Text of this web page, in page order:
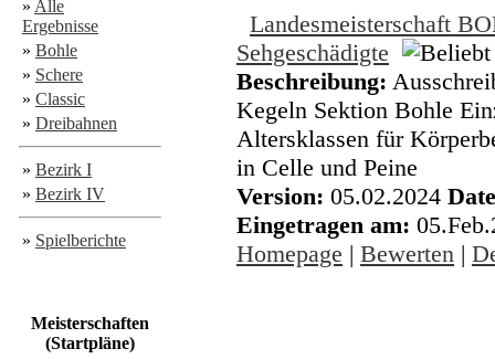
» Alle
Ergebnisse
» Bohle
» Schere
» Classic
» Dreibahnen
» Bezirk I
» Bezirk IV
» Spielberichte
Meisterschaften
(Startpläne)
Landesmeisterschaft
Sehgeschädigte
Beschreibung:
Kegeln Sektion Bohle
Altersklassen für
in Celle und Peine
Version: 05.02.2024
Eingetragen am:
Homepage | Bewerten |